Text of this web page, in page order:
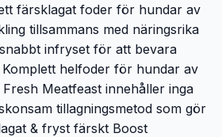
färsklagat foder för hundar av
tillsammans med näringsrika
infryset för att bevara
helfoder för hundar av
Meatfeast innehåller inga
tillagningsmetod som gör
& fryst färskt Boost